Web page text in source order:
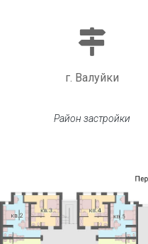
г. Валуйки
Район застройки